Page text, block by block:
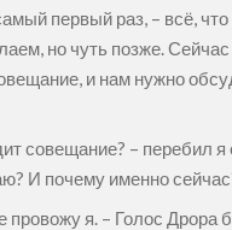
первый раз, – всё,
но чуть позже.
и нам нужно
совещание? – перебил я
И почему именно
я. – Голос Дрора